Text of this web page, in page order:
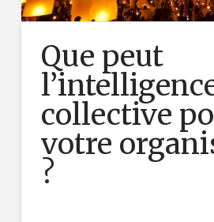
Que peut
collective
votre
?